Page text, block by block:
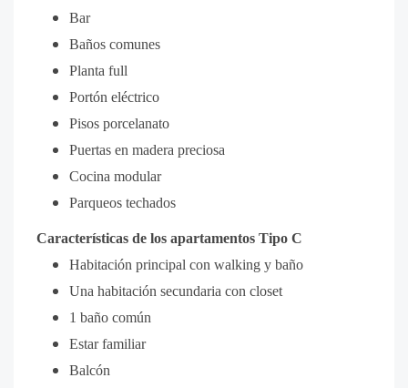
Bar
Baños comunes
Planta full
Portón eléctrico
Pisos porcelanato
Puertas en madera preciosa
Cocina modular
Parqueos techados
Características de los apartamentos Tipo C
Habitación principal con walking y baño
Una habitación secundaria con closet
1 baño común
Estar familiar
Balcón